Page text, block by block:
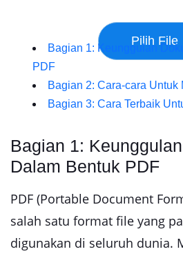
Bagian 1: Keunggulan
PDF
Bagian 2: Cara-cara Untuk
Bagian 3: Cara Terbaik
Bagian 1:
Dalam Bentuk PDF
PDF (Portable Document
salah satu format file yang
digunakan di seluruh dunia.